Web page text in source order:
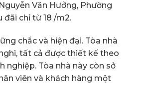
Văn Hưởng, Phường
đãi chỉ từ 18 /m2.
chắc và hiện đại. Tòa nhà
tất cả được thiết kế theo
nghiệp. Tòa nhà này còn sở
viên và khách hàng một